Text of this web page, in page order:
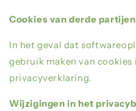
Cookies van derde partijen
In het geval dat
gebruik maken van
privacyverklaring.
Wijzigingen in het